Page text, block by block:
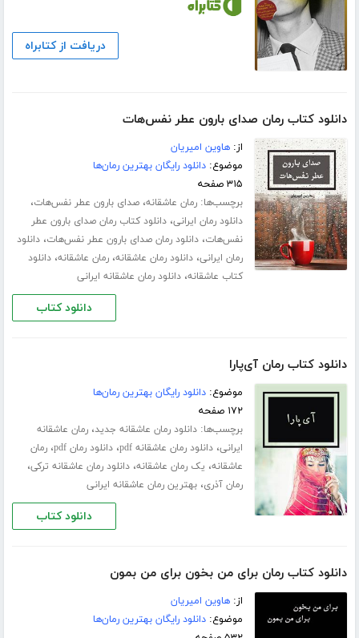
دریافت از کتابراه
دانلود کتاب رمان صدای بارون عطر نفس‌هات
از:هاوین امیریان
موضوع:دانلود رایگان بهترین رمان‌ها
۳۱۵ صفحه
برچسب‌ها:رمان عاشقانه،صدای بارون عطر نفس‌هات،
دانلود رمان ایرانی،دانلود کتاب رمان صدای بارون عطر
نفس‌هات،دانلود رمان صدای بارون عطر نفس‌هات،دانلود
رمان ایرانی،دانلود رمان عاشقانه،رمان عاشقانه،دانلود
کتاب عاشقانه،دانلود رمان عاشقانه ایرانی
دانلود کتاب
دانلود کتاب رمان آی‌پارا
موضوع:دانلود رایگان بهترین رمان‌ها
۱۷۲ صفحه
برچسب‌ها:دانلود رمان عاشقانه جدید،رمان عاشقانه
ایرانی،دانلود رمان عاشقانه pdf ،دانلود رمان pdf ،رمان
عاشقانه، یک رمان عاشقانه،دانلود رمان عاشقانه ترکی،
رمان آذری،بهترین رمان عاشقانه ایرانی
دانلود کتاب
دانلود کتاب رمان برای من بخون برای من بمون
از:هاوین امیریان
موضوع:دانلود رایگان بهترین رمان‌ها